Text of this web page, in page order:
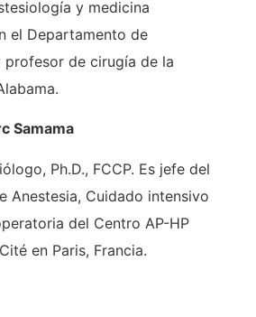
y medicina
el Departamento de
profesor de cirugía de la
Samama
Ph.D., FCCP. Es jefe del
Anestesia, Cuidado intensivo
del Centro AP-HP
en Paris, Francia.